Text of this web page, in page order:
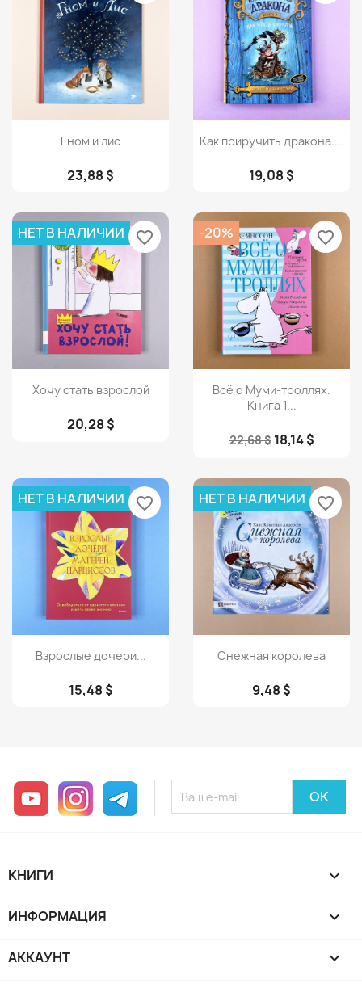
Просмотр
Гном и лис
23,88 $
Просмотр
Как приручить дракона....
19,08 $
Просмотр
Хочу стать взрослой
20,28 $
НЕТ В НАЛИЧИИ favorite_border
Просмотр
Всё о Муми-троллях.
Книга 1...
22,68 $ 18,14 $
-20% favorite_border
Просмотр
Взрослые дочери...
15,48 $
НЕТ В НАЛИЧИИ favorite_border
Просмотр
Снежная королева
9,48 $
НЕТ В НАЛИЧИИ favorite_border
YouTube InstagramTelegram
КНИГИ 
ИНФОРМАЦИЯ 
АККАУНТ 